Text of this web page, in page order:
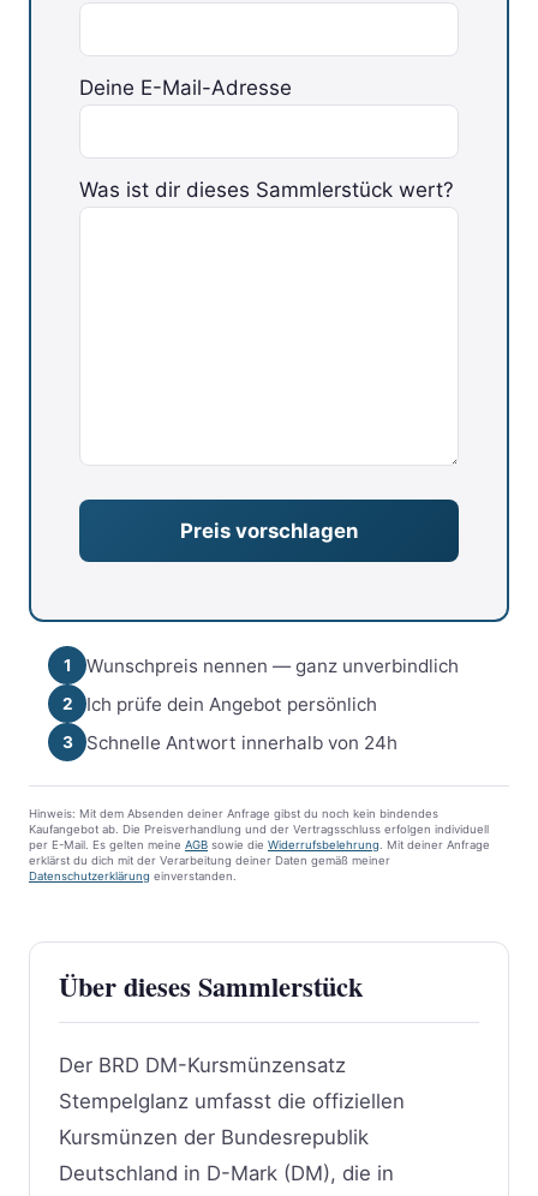
Deine E-Mail-Adresse
Bitte lasse dieses Feld leer.
Was ist dir dieses Sammlerstück wert?
1 Wunschpreis nennen — ganz unverbindlich
2 Ich prüfe dein Angebot persönlich
3 Schnelle Antwort innerhalb von 24h
Hinweis: Mit dem Absenden deiner Anfrage gibst du noch kein bindendes
Kaufangebot ab. Die Preisverhandlung und der Vertragsschluss erfolgen individuell
per E-Mail. Es gelten meine AGB sowie die Widerrufsbelehrung . Mit deiner Anfrage
erklärst du dich mit der Verarbeitung deiner Daten gemäß meiner
Datenschutzerklärung einverstanden.
Über dieses Sammlerstück
Der BRD DM-Kursmünzensatz
Stempelglanz umfasst die offiziellen
Kursmünzen der Bundesrepublik
Deutschland in D-Mark (DM), die in